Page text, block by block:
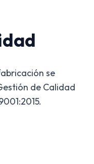
se
de Calidad